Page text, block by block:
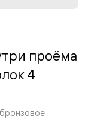
проёма
4